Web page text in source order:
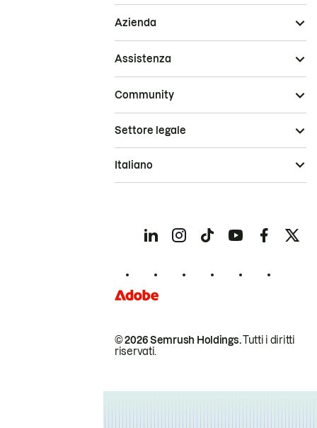
Azienda
Assistenza
Community
© 2026 Semrush Holdings.Tutti i diritti
riservati.
Settore legale
Italiano